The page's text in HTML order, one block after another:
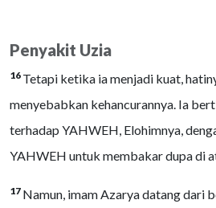
Penyakit Uzia
16 Tetapi ketika ia menjadi kuat,
menyebabkan kehancurannya. Ia
terhadap YAHWEH, Elohimnya,
YAHWEH untuk membakar dupa di
17 Namun, imam Azarya datang dari